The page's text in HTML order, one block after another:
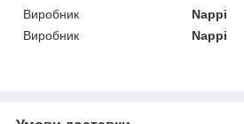
Виробник
Nappi
Виробник
Nappi